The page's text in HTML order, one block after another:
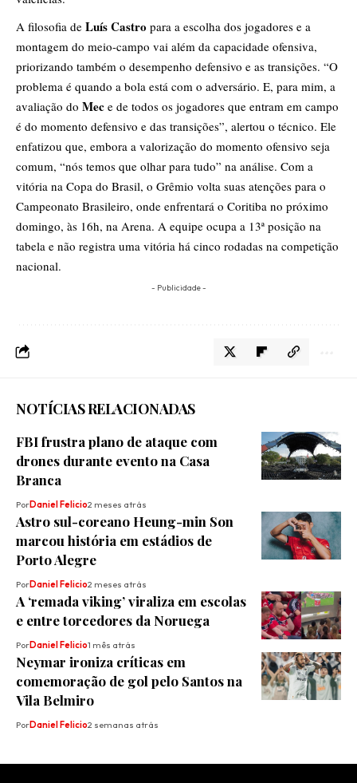
A filosofia de Luís Castro para a escolha dos jogadores e a
montagem do meio-campo vai além da capacidade ofensiva,
priorizando também o desempenho defensivo e as transições. “O
problema é quando a bola está com o adversário. E, para mim, a
avaliação do Mec e de todos os jogadores que entram em campo
é do momento defensivo e das transições”, alertou o técnico. Ele
enfatizou que, embora a valorização do momento ofensivo seja
comum, “nós temos que olhar para tudo” na análise. Com a
vitória na Copa do Brasil, o Grêmio volta suas atenções para o
Campeonato Brasileiro, onde enfrentará o Coritiba no próximo
domingo, às 16h, na Arena. A equipe ocupa a 13ª posição na
tabela e não registra uma vitória há cinco rodadas na competição
nacional.
- Publicidade -
NOTÍCIAS RELACIONADAS
FBI frustra plano de ataque com
drones durante evento na Casa
Branca
PorDaniel Felicio2 meses atrás
Astro sul-coreano Heung-min Son
marcou história em estádios de
Porto Alegre
PorDaniel Felicio2 meses atrás
A ‘remada viking’ viraliza em escolas
e entre torcedores da Noruega
PorDaniel Felicio1 mês atrás
Neymar ironiza críticas em
comemoração de gol pelo Santos na
Vila Belmiro
PorDaniel Felicio2 semanas atrás